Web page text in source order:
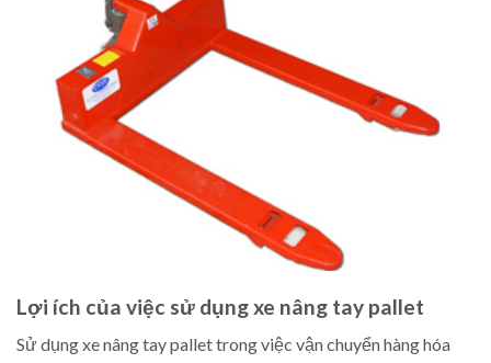
Lợi ích của việc sử dụng xe nâng tay pallet
Sử dụng xe nâng tay pallet trong việc vận chuyển hàng hóa